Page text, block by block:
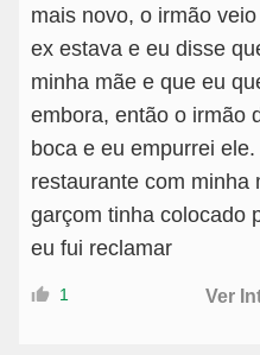
mais novo, o irmão
ex estava e eu disse
minha mãe e que eu
embora, então o irmão
boca e eu empurrei
restaurante com minha
garçom tinha colocado
eu fui reclamar
1 Ver